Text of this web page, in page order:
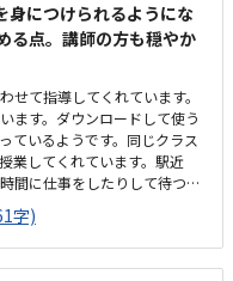
身につけられるようにな
る点。講師の方も穏やか
せて指導してくれています。
ます。ダウンロードして使う
ているようです。同じクラス
業してくれています。駅近
間に仕事をしたりして待つこ
出入りが少し気になります。
にあるため、部屋はやや小さ
レンタル費用が発生するので
やくからパソコン操作になれ
字)